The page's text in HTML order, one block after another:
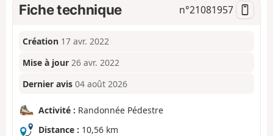
Fiche technique n°21081957
Création 17 avr. 2022
Mise à jour 26 avr. 2022
Dernier avis 04 août 2026
Activité : Randonnée Pédestre
Distance : 10,56 km